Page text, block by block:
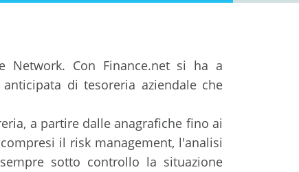
Network. Con Finance.net si ha a
di tesoreria aziendale che
a partire dalle anagrafiche fino ai
il risk management, l'analisi
sotto controllo la situazione